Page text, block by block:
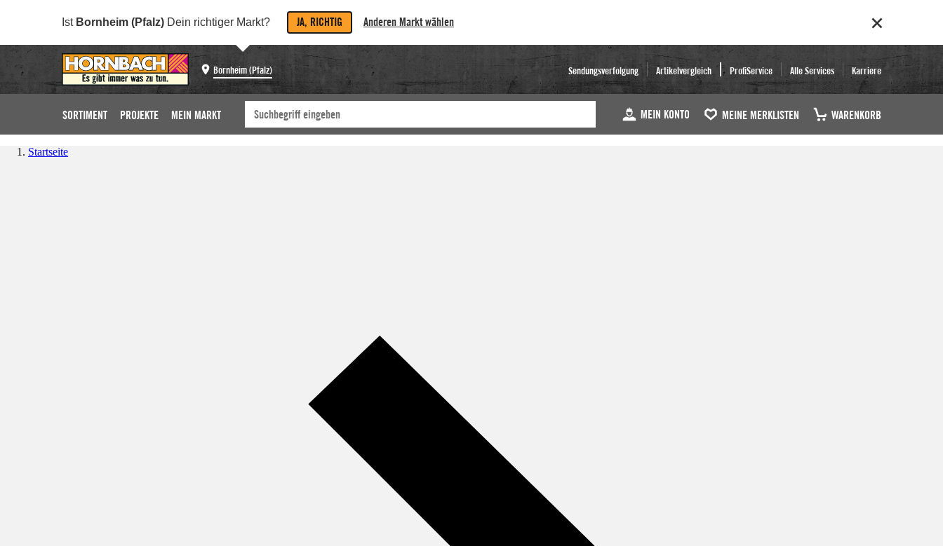
Ist Bornheim (Pfalz) Dein richtiger Markt? JA, RICHTIG Anderen Markt wählen
Bornheim (Pfalz) Sendungsverfolgung Artikelvergleich ProfiService Alle Services Karriere
SORTIMENT PROJEKTE MEIN MARKT MEIN KONTO MEINE MERKLISTEN WARENKORB
Startseite